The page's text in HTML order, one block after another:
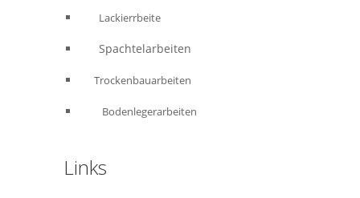
Lackierrbeite
Spachtelarbeiten
Trockenbauarbeiten
Bodenlegerarbeiten
Links